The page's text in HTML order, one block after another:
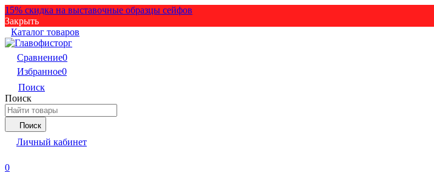
15% скидка на выставочные образцы сейфов
Закрыть
Каталог товаров
Сравнение0
Избранное0
Поиск
Поиск
Поиск
Личный кабинет
0